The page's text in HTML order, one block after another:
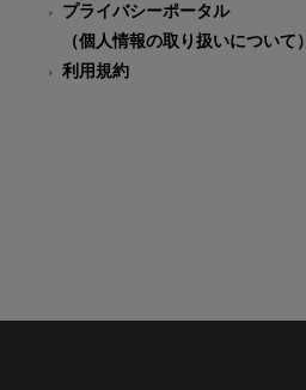
プライバシーポータル
（個人情報の取り扱いについて）
利用規約